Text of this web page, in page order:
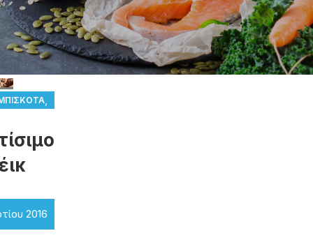
,
2016